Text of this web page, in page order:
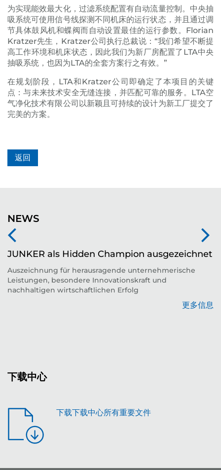
为实现能效最大化，过滤系统配置有自动流量控制。中央抽
吸系统可使用信号线探测不同机床的运行状态，并且通过调
节具体鼓风机和蝶阀而自动设置最佳的运行参数。Florian
Kratzer先生，Kratzer公司执行总裁说：“我们希望不断提
高工作环境和机床状态，因此我们为新厂房配置了LTA中央
抽吸系统，也因为LTA的全套方案行之有效。”
在规划阶段，LTA和Kratzer公司即确定了本项目的关键
点：与未来技术安全无缝连接，并匹配可靠的服务。LTA空
气净化技术有限公司以新颖且可持续的设计为新工厂提交了
完美的方案。
返回
NEWS
JUNKER als Hidden Champion ausgezeichnet
Auszeichnung für herausragende unternehmerische
Leistungen, besondere Innovationskraft und
nachhaltigen wirtschaftlichen Erfolg
更多信息
下载中心
下载下载中心所有重要文件